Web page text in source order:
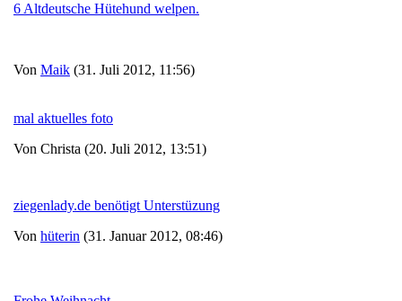
6 Altdeutsche Hütehund welpen.
Von Maik (31. Juli 2012, 11:56)
mal aktuelles foto
Von Christa (20. Juli 2012, 13:51)
ziegenlady.de benötigt Unterstüzung
Von hüterin (31. Januar 2012, 08:46)